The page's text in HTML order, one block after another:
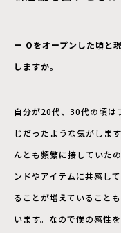
ー Oをオープンした頃と
しますか。
自分が20代、30代の頃は
じだったような気がしま
んとも頻繁に接していた
ンドやアイテムに共感し
ることが増えていること
います。なので僕の感性